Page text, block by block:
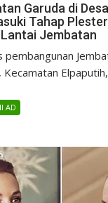
Garuda di
Tahap
Jembatan
pembangunan
Kecamatan
AD